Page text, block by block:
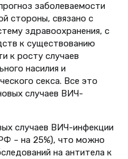
заболеваемости
стороны, связано с
здравоохранения, с
к существованию
к росту случаев
насилия и
секса. Все это
случаев ВИЧ-
случаев ВИЧ-инфекции
– на 25%), что можно
на антитела к